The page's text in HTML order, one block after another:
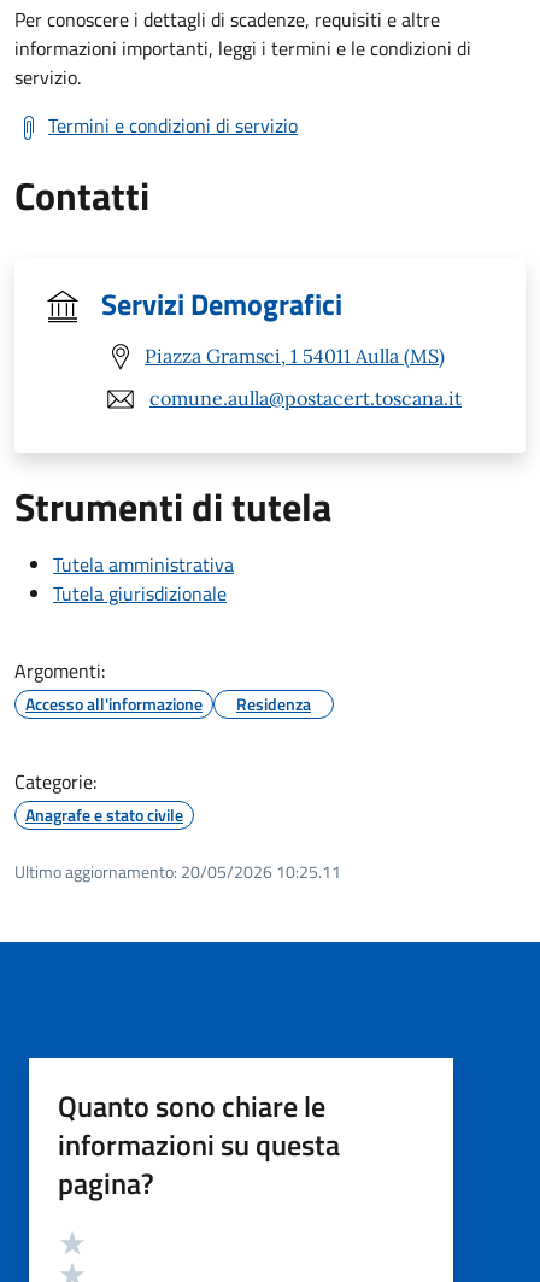
Per conoscere i dettagli di scadenze, requisiti e altre
informazioni importanti, leggi i termini e le condizioni di
servizio.
Termini e condizioni di servizio
Contatti
Servizi Demografici
Piazza Gramsci, 1 54011 Aulla (MS)
comune.aulla@postacert.toscana.it
Strumenti di tutela
Tutela amministrativa
Tutela giurisdizionale
Argomenti:
Accesso all'informazione Residenza
Categorie:
Anagrafe e stato civile
Ultimo aggiornamento: 20/05/2026 10:25.11
Quanto sono chiare le
informazioni su questa
pagina?
Valutazione